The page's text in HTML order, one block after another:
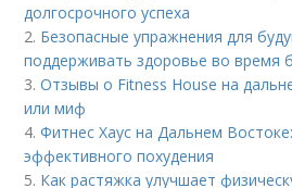
долгосрочного успеха
2. Безопасные упражнения для
поддерживать здоровье во время
3.Отзывы о Fitness House на
или миф
4.Фитнес Хаус на Дальнем
эффективного похудения
5. Как растяжка улучшает